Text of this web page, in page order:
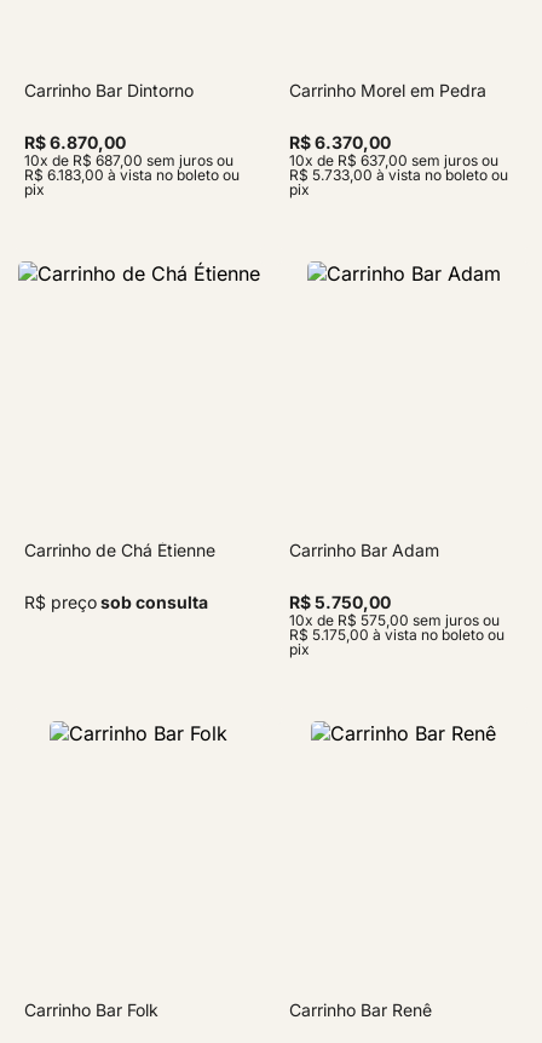
Carrinho Bar Dintorno
R$ 6.870,00
10x de R$ 687,00 sem juros ou
R$ 6.183,00 à vista no boleto ou
pix
Carrinho Morel em Pedra
R$ 6.370,00
10x de R$ 637,00 sem juros ou
R$ 5.733,00 à vista no boleto ou
pix
Carrinho de Chá Étienne
R$ preçosob consulta
Carrinho Bar Adam
R$ 5.750,00
10x de R$ 575,00 sem juros ou
R$ 5.175,00 à vista no boleto ou
pix
Carrinho Bar Folk Carrinho Bar Renê